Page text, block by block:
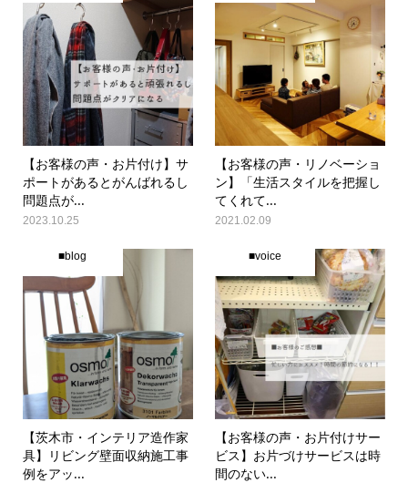
【お客様の声・お片付け】サ
ポートがあるとがんばれるし
問題点が...
2023.10.25
【お客様の声・リノベーショ
ン】「生活スタイルを把握し
てくれて...
2021.02.09
■blog
【茨木市・インテリア造作家
具】リビング壁面収納施工事
例をアッ...
■voice
【お客様の声・お片付けサー
ビス】お片づけサービスは時
間のない...